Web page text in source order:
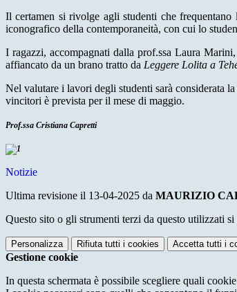
Il certamen si rivolge agli studenti che
iconografico della contemporaneità, con cui lo
I ragazzi, accompagnati dalla prof.ssa Laura
affiancato da un brano tratto da Leggere Lolita a
Nel valutare i lavori degli studenti sarà considerata
vincitori è prevista per il mese di maggio.
Prof.ssa Cristiana Capretti
Notizie
Ultima revisione il 13-04-2025 da MAURIZIO
Questo sito o gli strumenti terzi da questo utilizzati
Personalizza Rifiuta tutti i cookies Accetta tutti i
Gestione cookie
In questa schermata è possibile scegliere quali